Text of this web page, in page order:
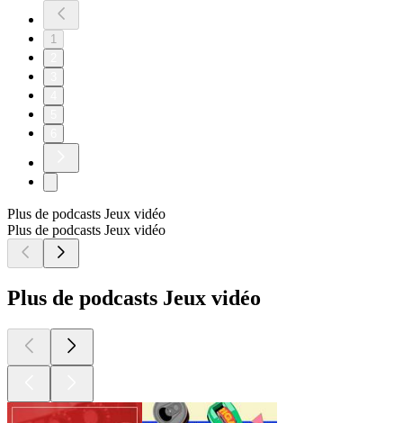
1
Plus de podcasts Jeux vidéo
Plus de podcasts Jeux vidéo
Plus de podcasts Jeux vidéo